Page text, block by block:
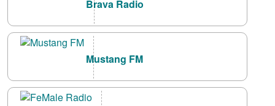
Brava Radio
Mustang FM